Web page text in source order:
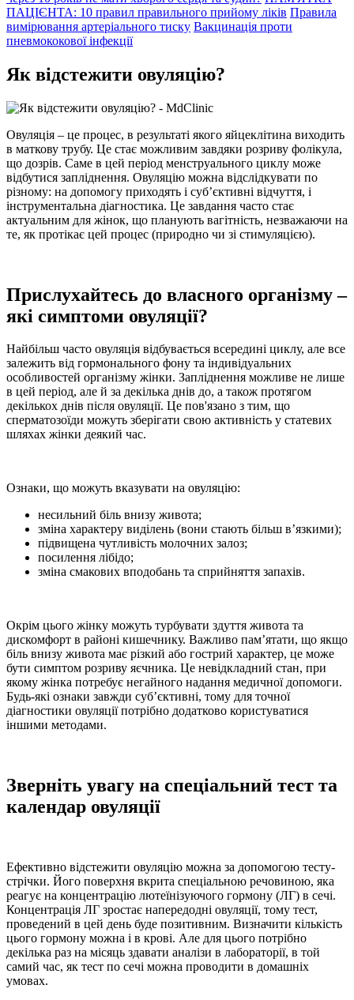
ПАЦІЄНТА: 10 правил правильного прийому ліків Правила
вимірювання артеріального тиску Вакцинація проти
пневмококової інфекції
Як відстежити овуляцію?
Овуляція – це процес, в результаті якого яйцеклітина виходить
в маткову трубу. Це стає можливим завдяки розриву фолікула,
що дозрів. Саме в цей період менструального циклу може
відбутися запліднення. Овуляцію можна відслідкувати по
різному: на допомогу приходять і суб’єктивні відчуття, і
інструментальна діагностика. Це завдання часто стає
актуальним для жінок, що планують вагітність, незважаючи на
те, як протікає цей процес (природно чи зі стимуляцією).
Прислухайтесь до власного організму –
які симптоми овуляції?
Найбільш часто овуляція відбувається всередині циклу, але все
залежить від гормонального фону та індивідуальних
особливостей організму жінки. Запліднення можливе не лише
в цей період, але й за декілька днів до, а також протягом
декількох днів після овуляції. Це пов'язано з тим, що
сперматозоїди можуть зберігати свою активність у статевих
шляхах жінки деякий час.
Ознаки, що можуть вказувати на овуляцію:
несильний біль внизу живота;
зміна характеру виділень (вони стають більш в’язкими);
підвищена чутливість молочних залоз;
посилення лібідо;
зміна смакових вподобань та сприйняття запахів.
Окрім цього жінку можуть турбувати здуття живота та
дискомфорт в районі кишечнику. Важливо пам’ятати, що якщо
біль внизу живота має різкий або гострий характер, це може
бути симптом розриву яєчника. Це невідкладний стан, при
якому жінка потребує негайного надання медичної допомоги.
Будь-які ознаки завжди суб’єктивні, тому для точної
діагностики овуляції потрібно додатково користуватися
іншими методами.
Зверніть увагу на спеціальний тест та
календар овуляції
Ефективно відстежити овуляцію можна за допомогою тесту-
стрічки. Його поверхня вкрита спеціальною речовиною, яка
реагує на концентрацію лютеїнізуючого гормону (ЛГ) в сечі.
Концентрація ЛГ зростає напередодні овуляції, тому тест,
проведений в цей день буде позитивним. Визначити кількість
цього гормону можна і в крові. Але для цього потрібно
декілька раз на місяць здавати аналізи в лабораторії, в той
самий час, як тест по сечі можна проводити в домашніх
умовах.